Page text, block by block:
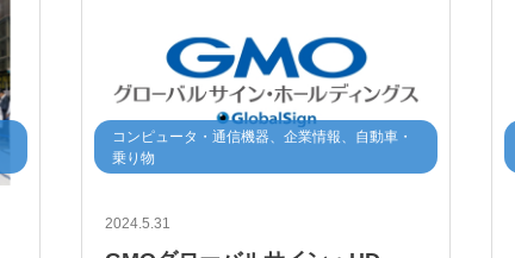
コンピュータ・通信機器、企業情報、自動車・
乗り物
2024.5.31